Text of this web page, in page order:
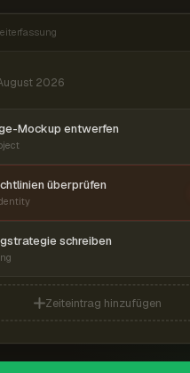
2026
Mockup entwerfen
überprüfen
schreiben
Zeiteintrag hinzufügen